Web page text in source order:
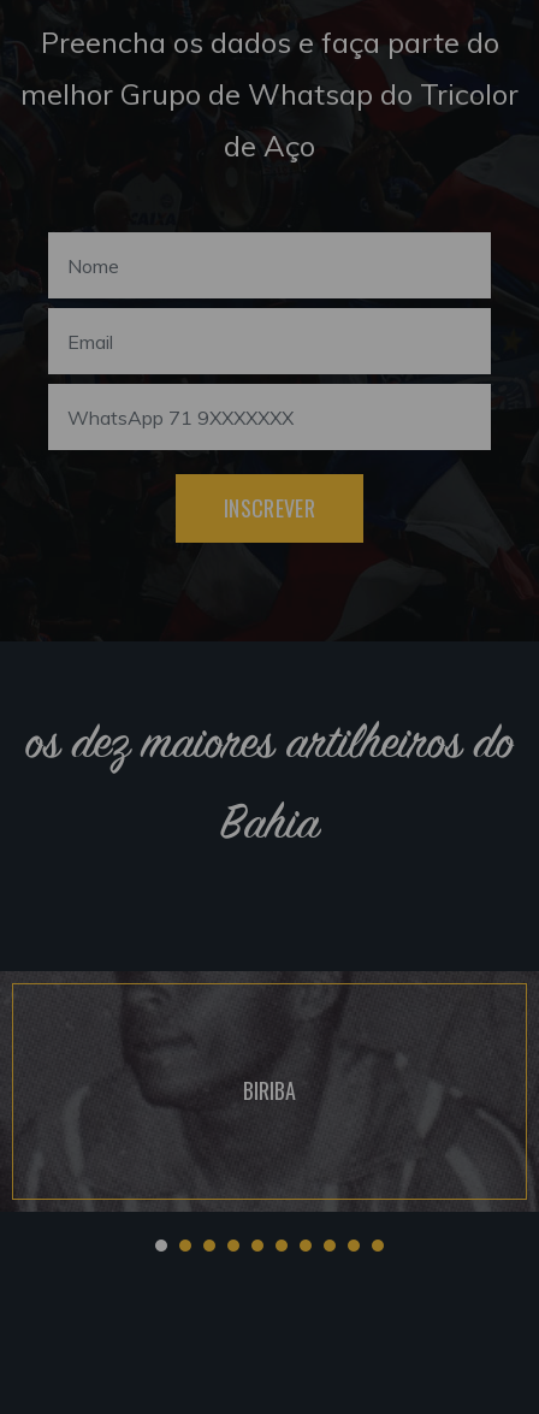
Preencha os dados e faça parte do
melhor Grupo de Whatsap do Tricolor
de Aço
INSCREVER
os dez maiores artilheiros do
Bahia
BIRIBA